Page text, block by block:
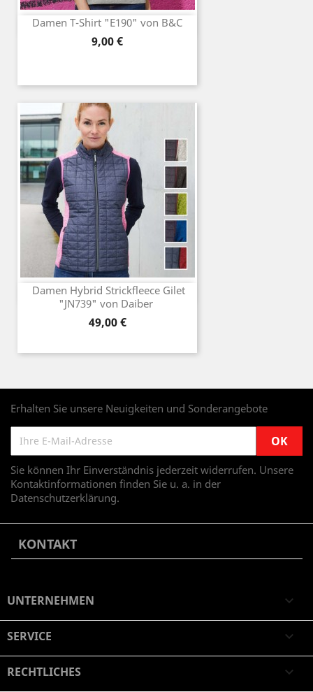
Damen T-Shirt "E190" von B&C
Preis
9,00 €
Damen Hybrid Strickfleece Gilet
"JN739" von Daiber
Preis
49,00 €
Erhalten Sie unsere Neuigkeiten und Sonderangebote
Sie können Ihr Einverständnis jederzeit widerrufen. Unsere
Kontaktinformationen finden Sie u. a. in der
Datenschutzerklärung.
KONTAKT
UNTERNEHMEN 
SERVICE 
RECHTLICHES 